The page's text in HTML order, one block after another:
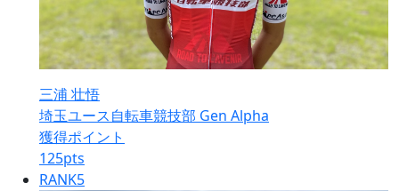
三浦 壮悟
埼玉ユース自転車競技部 Gen Alpha
獲得ポイント
125pts
RANK5